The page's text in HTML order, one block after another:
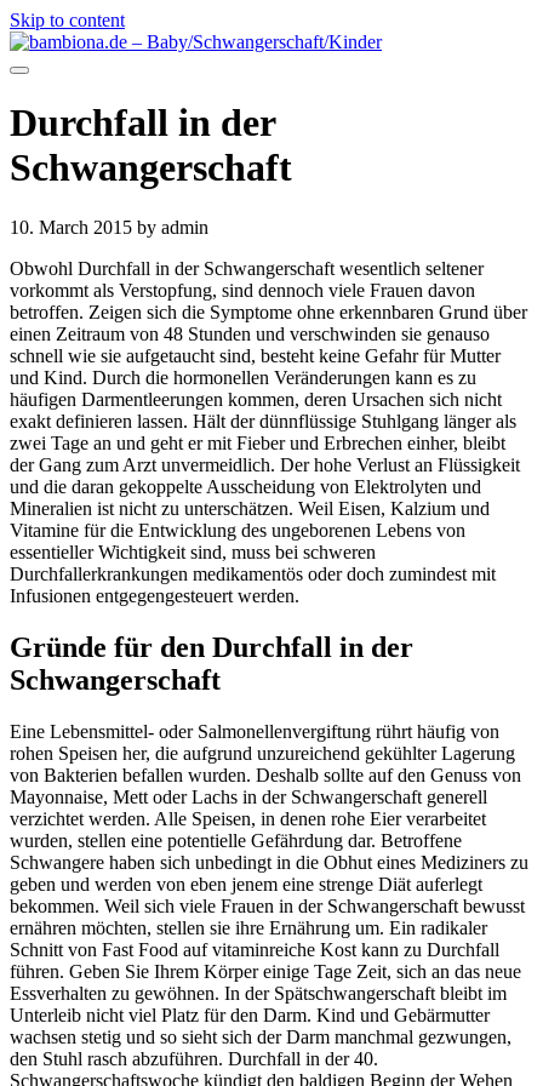
Skip to content
Durchfall in der
Schwangerschaft
10. March 2015 by admin
Obwohl Durchfall in der Schwangerschaft wesentlich seltener
vorkommt als Verstopfung, sind dennoch viele Frauen davon
betroffen. Zeigen sich die Symptome ohne erkennbaren Grund über
einen Zeitraum von 48 Stunden und verschwinden sie genauso
schnell wie sie aufgetaucht sind, besteht keine Gefahr für Mutter
und Kind. Durch die hormonellen Veränderungen kann es zu
häufigen Darmentleerungen kommen, deren Ursachen sich nicht
exakt definieren lassen. Hält der dünnflüssige Stuhlgang länger als
zwei Tage an und geht er mit Fieber und Erbrechen einher, bleibt
der Gang zum Arzt unvermeidlich. Der hohe Verlust an Flüssigkeit
und die daran gekoppelte Ausscheidung von Elektrolyten und
Mineralien ist nicht zu unterschätzen. Weil Eisen, Kalzium und
Vitamine für die Entwicklung des ungeborenen Lebens von
essentieller Wichtigkeit sind, muss bei schweren
Durchfallerkrankungen medikamentös oder doch zumindest mit
Infusionen entgegengesteuert werden.
Gründe für den Durchfall in der
Schwangerschaft
Eine Lebensmittel- oder Salmonellenvergiftung rührt häufig von
rohen Speisen her, die aufgrund unzureichend gekühlter Lagerung
von Bakterien befallen wurden. Deshalb sollte auf den Genuss von
Mayonnaise, Mett oder Lachs in der Schwangerschaft generell
verzichtet werden. Alle Speisen, in denen rohe Eier verarbeitet
wurden, stellen eine potentielle Gefährdung dar. Betroffene
Schwangere haben sich unbedingt in die Obhut eines Mediziners zu
geben und werden von eben jenem eine strenge Diät auferlegt
bekommen. Weil sich viele Frauen in der Schwangerschaft bewusst
ernähren möchten, stellen sie ihre Ernährung um. Ein radikaler
Schnitt von Fast Food auf vitaminreiche Kost kann zu Durchfall
führen. Geben Sie Ihrem Körper einige Tage Zeit, sich an das neue
Essverhalten zu gewöhnen. In der Spätschwangerschaft bleibt im
Unterleib nicht viel Platz für den Darm. Kind und Gebärmutter
wachsen stetig und so sieht sich der Darm manchmal gezwungen,
den Stuhl rasch abzuführen. Durchfall in der 40.
Schwangerschaftswoche kündigt den baldigen Beginn der Wehen